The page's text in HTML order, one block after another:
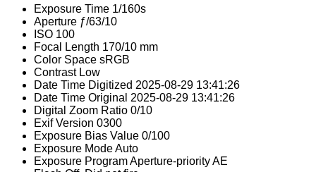
Exposure Time 1/160s
Aperture ƒ/63/10
ISO 100
Focal Length 170/10 mm
Color Space sRGB
Contrast Low
Date Time Digitized 2025-08-29 13:41:26
Date Time Original 2025-08-29 13:41:26
Digital Zoom Ratio 0/10
Exif Version 0300
Exposure Bias Value 0/100
Exposure ModeAuto
Exposure ProgramAperture-priority AE